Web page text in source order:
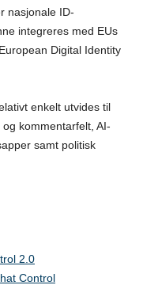
nasjonale ID-
integreres med EUs
Digital Identity
enkelt utvides til
kommentarfelt, AI-
samt politisk
2.0
Control